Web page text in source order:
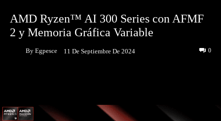
AMD Ryzen™ AI 300 Series con AFMF
2 y Memoria Gráfica Variable
By Egpesce 11 De Septiembre De 2024 0